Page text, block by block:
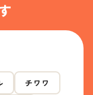
チワワ